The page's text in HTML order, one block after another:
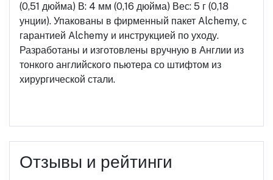
(0,51 дюйма) В: 4 мм (0,16 дюйма) Вес: 5 г (0,18
унции). Упакованы в фирменный пакет Alchemy, с
гарантией Alchemy и инструкцией по уходу.
Разработаны и изготовлены вручную в Англии из
тонкого английского пьютера со штифтом из
хирургической стали.
Отзывы и рейтинги